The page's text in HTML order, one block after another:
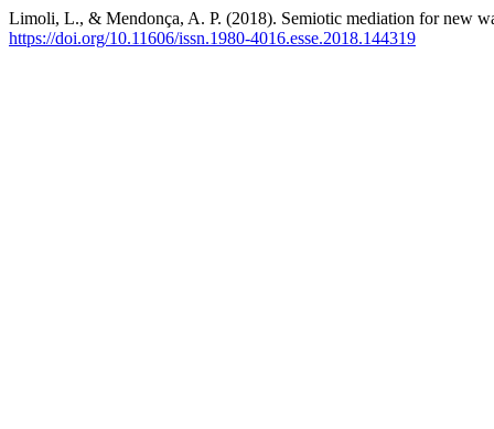
Limoli, L., & Mendonça, A. P. (2018). Semiotic mediation for new
https://doi.org/10.11606/issn.1980-4016.esse.2018.144319